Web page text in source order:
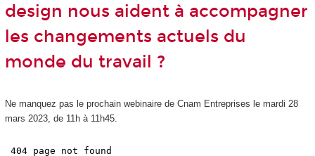
design nous aident à accompagner
les changements actuels du
monde du travail ?
Ne manquez pas le prochain webinaire de Cnam Entreprises le mardi 28
mars 2023, de 11h à 11h45.